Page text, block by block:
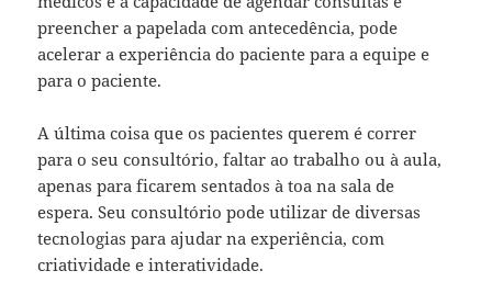
preencher a papelada com antecedência, pode
acelerar a experiência do paciente para a equipe e
para o paciente.
A última coisa que os pacientes querem é correr
para o seu consultório, faltar ao trabalho ou à aula,
apenas para ficarem sentados à toa na sala de
espera. Seu consultório pode utilizar de diversas
tecnologias para ajudar na experiência, com
criatividade e interatividade.